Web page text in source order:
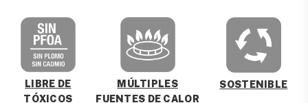
LIBRE DE
TÓXICOS
MÚLTIPLES
FUENTES DE CALOR
SOSTENIBLE